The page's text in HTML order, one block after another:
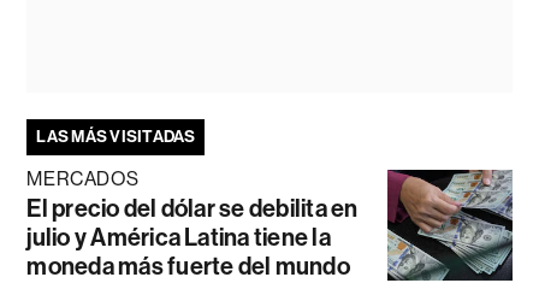
LAS MÁS VISITADAS
MERCADOS
El precio del dólar se debilita en
julio y América Latina tiene la
moneda más fuerte del mundo